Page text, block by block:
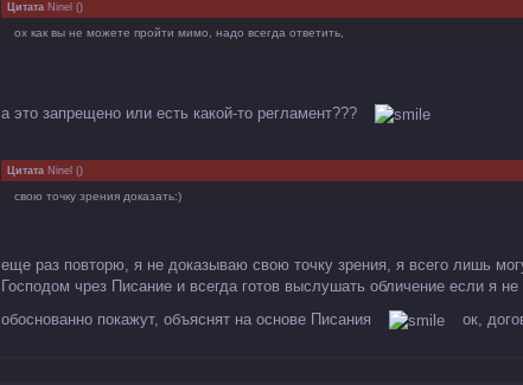
Цитата Ninel ()
ох как вы не можете пройти мимо, надо всегда ответить,
а это запрещено или есть какой-то регламент???
Цитата Ninel ()
свою точку зрения доказать:)
еще раз повторю, я не доказываю свою точку зрения, я всего лишь
Господом чрез Писание и всегда готов выслушать обличение если я
обоснованно покажут, объяснят на основе Писания
ок,